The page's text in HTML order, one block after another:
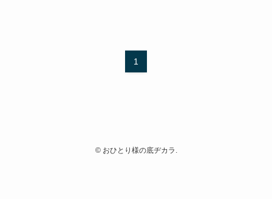
1
©おひとり様の底ヂカラ.